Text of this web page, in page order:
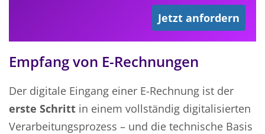
Jetzt anfordern
Empfang von E-Rechnungen
Der digitale Eingang einer E-Rechnung ist der
erste Schritt in einem vollständig digitalisierten
Verarbeitungsprozess – und die technische Basis